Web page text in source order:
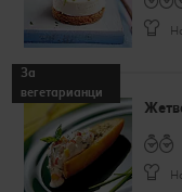
За
вегетарианци